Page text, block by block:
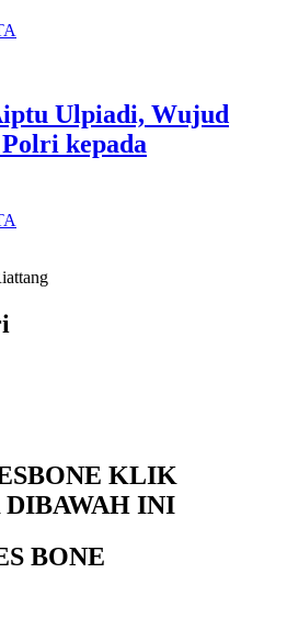
Ulpiadi, Wujud
kepada
KLIK
INI
BONE